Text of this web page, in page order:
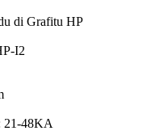
di Grafitu HP
I2
21-48KA